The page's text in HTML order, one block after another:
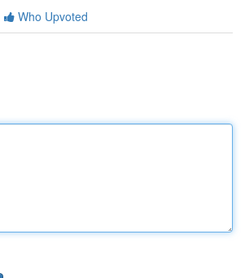
Who Upvoted